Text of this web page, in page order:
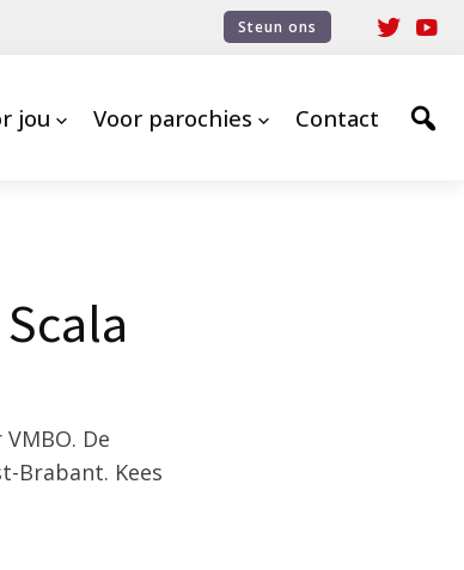
Steun ons
jou Voor parochies Contact
De
Brabant. Kees